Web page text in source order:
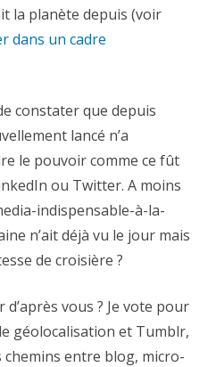
la planète depuis (voir
dans un cadre
constater que depuis
lancé n’a
le pouvoir comme ce fût
ou Twitter. A moins
indispensable-à-la-
n’ait déjà vu le jour mais
de croisière ?
vous ? Je vote pour
géolocalisation et Tumblr,
chemins entre blog, micro-